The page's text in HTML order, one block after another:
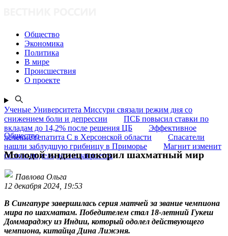
Общество
Экономика
Политика
В мире
Происшествия
О проекте
Ученые Университета Миссури связали режим дня со
снижением боли и депрессии
ПСБ повысил ставки по
вкладам до 14,2% после решения ЦБ
Эффективное
лечение гепатита C в Херсонской области
Спасатели
нашли заблудшую грибницу в Приморье
Магнит изменит
бизнес-модель, но не закроется
Общество
Молодой индиец покорил шахматный мир
Павлова Ольга
12 декабря 2024, 19:53
В Сингапуре завершилась серия матчей за звание чемпиона
мира по шахматам. Победителем стал 18-летний Гукеш
Доммараджу из Индии, который одолел действующего
чемпиона, китайца Дина Лижэня.